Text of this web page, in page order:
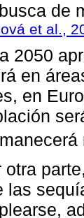
de
et al.,
2050
en
en
otra
las